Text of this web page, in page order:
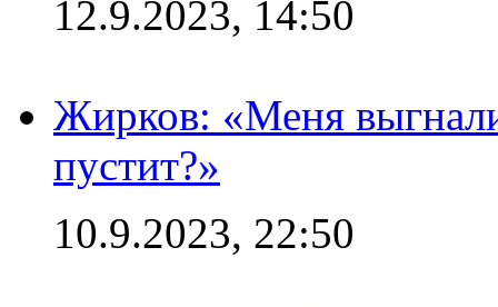
12.9.2023, 14:50
Жирков: «Меня
пустит?»
10.9.2023, 22:50